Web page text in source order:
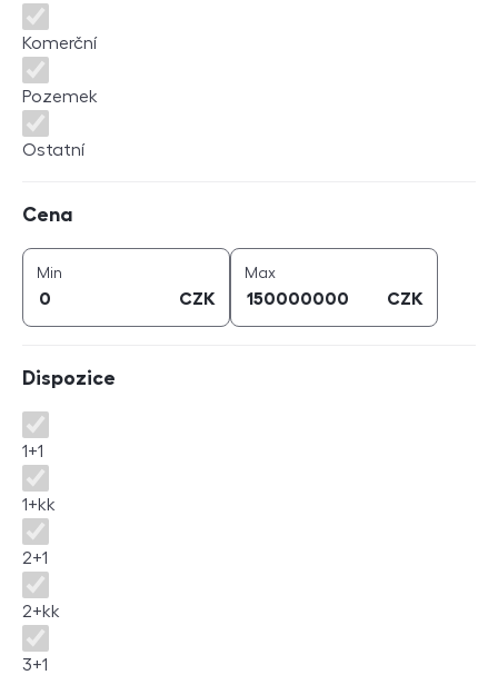
Komerční
Pozemek
Ostatní
Cena
Min
CZK
Maxcena (
CZK
Dispozice
Dispozice
1+1
1+kk
2+1
2+kk
3+1